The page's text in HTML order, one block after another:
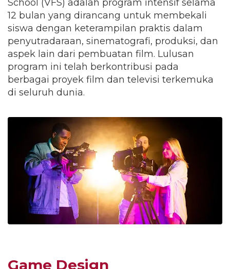
School (VFS) adalah program intensif selama
12 bulan yang dirancang untuk membekali
siswa dengan keterampilan praktis dalam
penyutradaraan, sinematografi, produksi, dan
aspek lain dari pembuatan film. Lulusan
program ini telah berkontribusi pada
berbagai proyek film dan televisi terkemuka
di seluruh dunia.
Game Design